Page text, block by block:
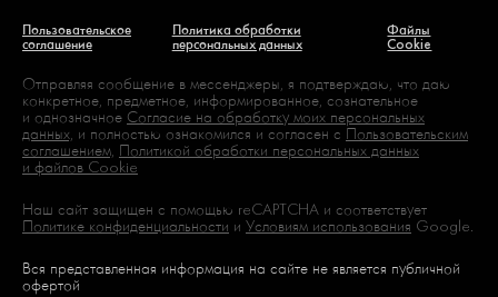
Пользовательское
соглашение
Политика обработки
персональных данных
Файлы
Cookie
Отправляя сообщение в мессенджеры, я подтверждаю, что даю
конкретное, предметное, информированное, сознательное
и однозначное Согласие на обработку моих персональных
данных, и полностью ознакомился и согласен с Пользовательским
соглашением, Политикой обработки персональных данных
и файлов Cookie
Наш сайт защищен с помощью reCAPTCHA и соответствует
Политике конфиденциальности и Условиям использования Google.
Вся представленная информация на сайте не является публичной
офертой